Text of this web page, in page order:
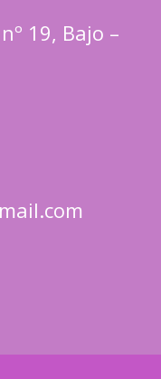
19, Bajo –